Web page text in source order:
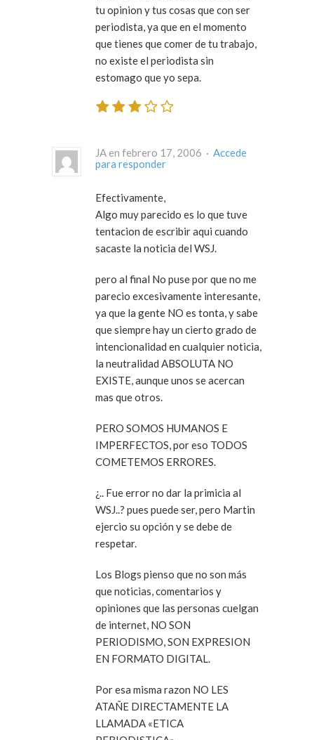
tu opinion y tus cosas que con ser
periodista, ya que en el momento
que tienes que comer de tu trabajo,
no existe el periodista sin
estomago que yo sepa.
JA en febrero 17, 2006 · Accede
para responder
Efectivamente,
Algo muy parecido es lo que tuve
tentacion de escribir aqui cuando
sacaste la noticia del WSJ.
pero al final No puse por que no me
parecio excesivamente interesante,
ya que la gente NO es tonta, y sabe
que siempre hay un cierto grado de
intencionalidad en cualquier noticia,
la neutralidad ABSOLUTA NO
EXISTE, aunque unos se acercan
mas que otros.
PERO SOMOS HUMANOS E
IMPERFECTOS, por eso TODOS
COMETEMOS ERRORES.
¿.. Fue error no dar la primicia al
WSJ..? pues puede ser, pero Martin
ejercio su opción y se debe de
respetar.
Los Blogs pienso que no son más
que noticias, comentarios y
opiniones que las personas cuelgan
de internet, NO SON
PERIODISMO, SON EXPRESION
EN FORMATO DIGITAL.
Por esa misma razon NO LES
ATAÑE DIRECTAMENTE LA
LLAMADA «ETICA